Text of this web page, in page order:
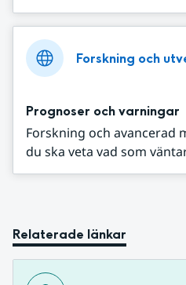
Forskning och
Prognoser och varningar
Forskning och avancerad
du ska veta vad som
Relaterade länkar